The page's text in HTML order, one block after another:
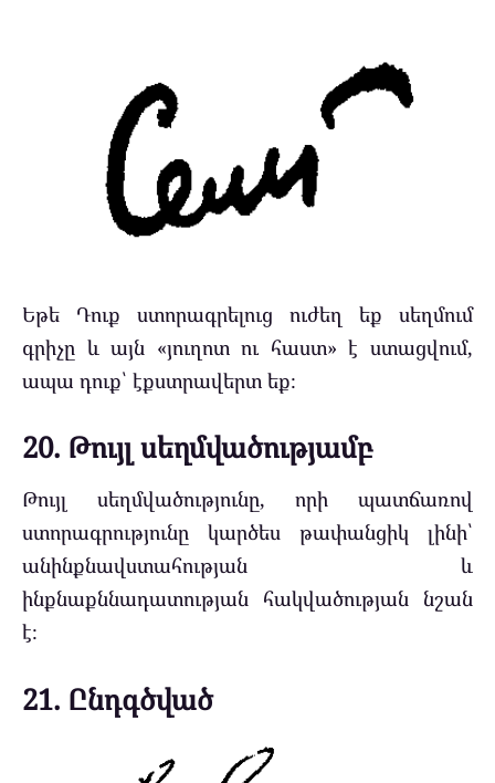
Եթե Դուք ստորագրելուց ուժեղ եք սեղմում
գրիչը և այն «յուղոտ ու հաստ» է ստացվում,
ապա դուք՝ էքստրավերտ եք։
20. Թույլ սեղմվածությամբ
Թույլ սեղմվածությունը, որի պատճառով
ստորագրությունը կարծես թափանցիկ լինի՝
անինքնավստահության և
ինքնաքննադատության հակվածության նշան
է։
21. Ընդգծված